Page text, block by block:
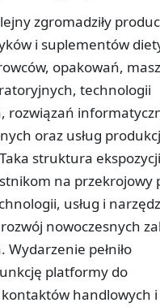
zgromadziły
i suplementów
opakowań,
technologii
rozwiązań
oraz usług
struktura ekspozycji
na przekrojowy
usług i
nowoczesnych
pełniło
platformy do
handlowych i